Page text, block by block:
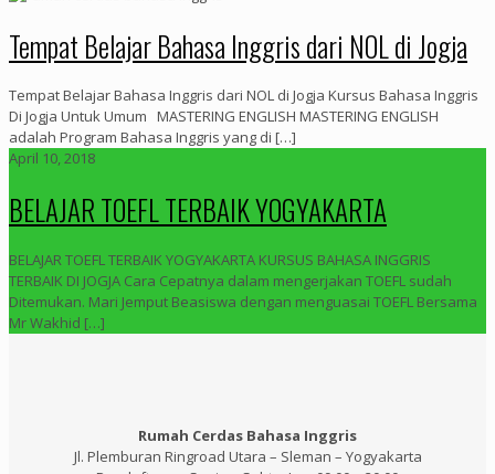
Tempat Belajar Bahasa Inggris dari NOL di Jogja
Tempat Belajar Bahasa Inggris dari NOL di Jogja Kursus Bahasa Inggris
Di Jogja Untuk Umum MASTERING ENGLISH MASTERING ENGLISH
adalah Program Bahasa Inggris yang di […]
April 10, 2018
BELAJAR TOEFL TERBAIK YOGYAKARTA
BELAJAR TOEFL TERBAIK YOGYAKARTA KURSUS BAHASA INGGRIS
TERBAIK DI JOGJA Cara Cepatnya dalam mengerjakan TOEFL sudah
Ditemukan. Mari Jemput Beasiswa dengan menguasai TOEFL Bersama
Mr Wakhid […]
Rumah Cerdas Bahasa Inggris
Jl. Plemburan Ringroad Utara – Sleman – Yogyakarta